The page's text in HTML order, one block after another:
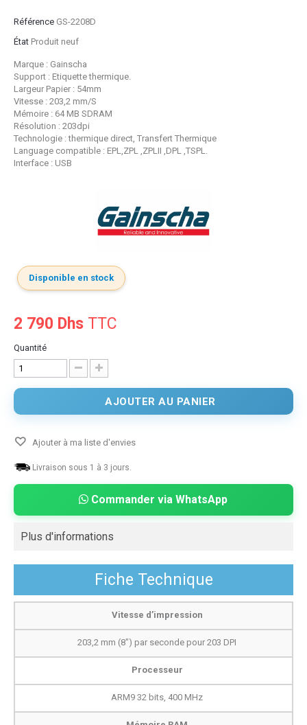
Référence GS-2208D
État Produit neuf
Marque : Gainscha
Support : Etiquette thermique.
Largeur Papier : 54mm
Vitesse : 203,2 mm/S
Mémoire : 64 MB SDRAM
Résolution : 203dpi
Technologie : thermique direct, Transfert Thermique
Language compatible : EPL,ZPL ,ZPLII ,DPL ,TSPL.
Interface : USB
Disponible en stock
2 790 Dhs TTC
Quantité
AJOUTER AU PANIER
Ajouter à ma liste d'envies
Livraison sous 1 à 3 jours.
Commander via WhatsApp
Plus d'informations
Fiche Technique
Vitesse d’impression
203,2 mm (8") par seconde pour 203 DPI
Processeur
ARM9 32 bits, 400 MHz